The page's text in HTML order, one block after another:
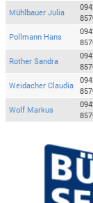
Mühlbauer Julia
Pollmann Hans
Rother Sandra
Weidacher Claudia
Wolf Markus